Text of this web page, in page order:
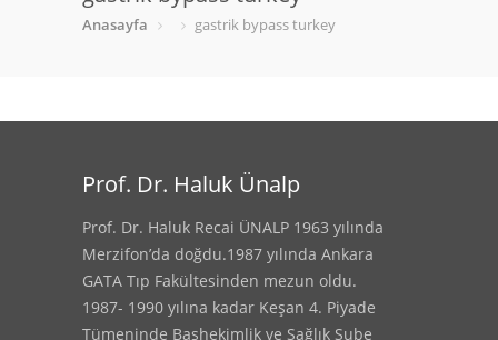
Anasayfa gastrik bypass turkey
Prof. Dr. Haluk Ünalp
Prof. Dr. Haluk Recai ÜNALP 1963 yılında
Merzifon’da doğdu.1987 yılında Ankara
GATA Tıp Fakültesinden mezun oldu.
1987- 1990 yılına kadar Keşan 4. Piyade
Tümeninde Başhekimlik ve Sağlık Şube